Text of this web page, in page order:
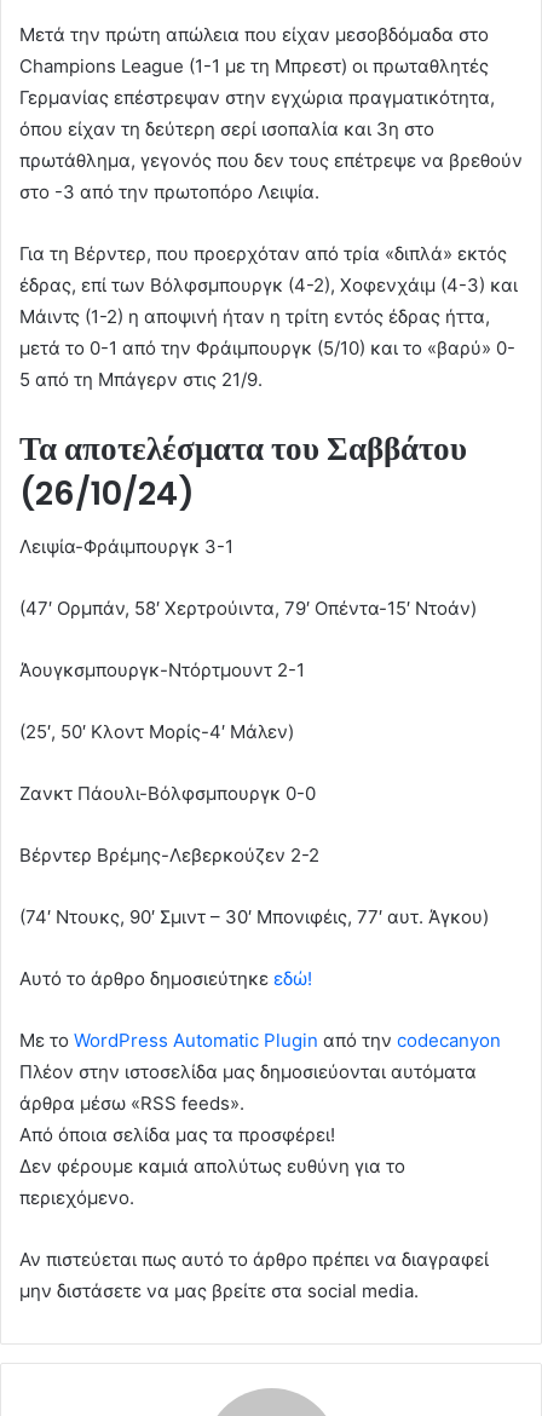
Μετά την πρώτη απώλεια που είχαν μεσοβδόμαδα στο
Champions League (1-1 με τη Μπρεστ) οι πρωταθλητές
Γερμανίας επέστρεψαν στην εγχώρια πραγματικότητα,
όπου είχαν τη δεύτερη σερί ισοπαλία και 3η στο
πρωτάθλημα, γεγονός που δεν τους επέτρεψε να βρεθούν
στο -3 από την πρωτοπόρο Λειψία.
Για τη Βέρντερ, που προερχόταν από τρία «διπλά» εκτός
έδρας, επί των Βόλφσμπουργκ (4-2), Χοφενχάιμ (4-3) και
Μάιντς (1-2) η αποψινή ήταν η τρίτη εντός έδρας ήττα,
μετά το 0-1 από την Φράιμπουργκ (5/10) και το «βαρύ» 0-
5 από τη Μπάγερν στις 21/9.
Τα αποτελέσματα του Σαββάτου
(26/10/24)
Λειψία-Φράιμπουργκ 3-1
(47′ Ορμπάν, 58′ Χερτρούιντα, 79′ Οπέντα-15′ Ντοάν)
Άουγκσμπουργκ-Ντόρτμουντ 2-1
(25′, 50′ Κλοντ Μορίς-4′ Μάλεν)
Ζανκτ Πάουλι-Βόλφσμπουργκ 0-0
Βέρντερ Βρέμης-Λεβερκούζεν 2-2
(74′ Ντουκς, 90′ Σμιντ – 30′ Μπονιφέις, 77′ αυτ. Άγκου)
Αυτό το άρθρο δημοσιεύτηκε εδώ!
Με το WordPress Automatic Plugin από την codecanyon
Πλέον στην ιστοσελίδα μας δημοσιεύονται αυτόματα
άρθρα μέσω «RSS feeds».
Από όποια σελίδα μας τα προσφέρει!
Δεν φέρουμε καμιά απολύτως ευθύνη για το
περιεχόμενο.
Αν πιστεύεται πως αυτό το άρθρο πρέπει να διαγραφεί
μην διστάσετε να μας βρείτε στα social media.